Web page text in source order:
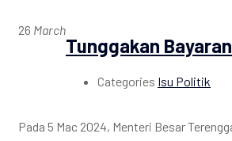
26 March
Tunggakan
Categories Isu Politik
Pada 5 Mac 2024, Menteri Besar